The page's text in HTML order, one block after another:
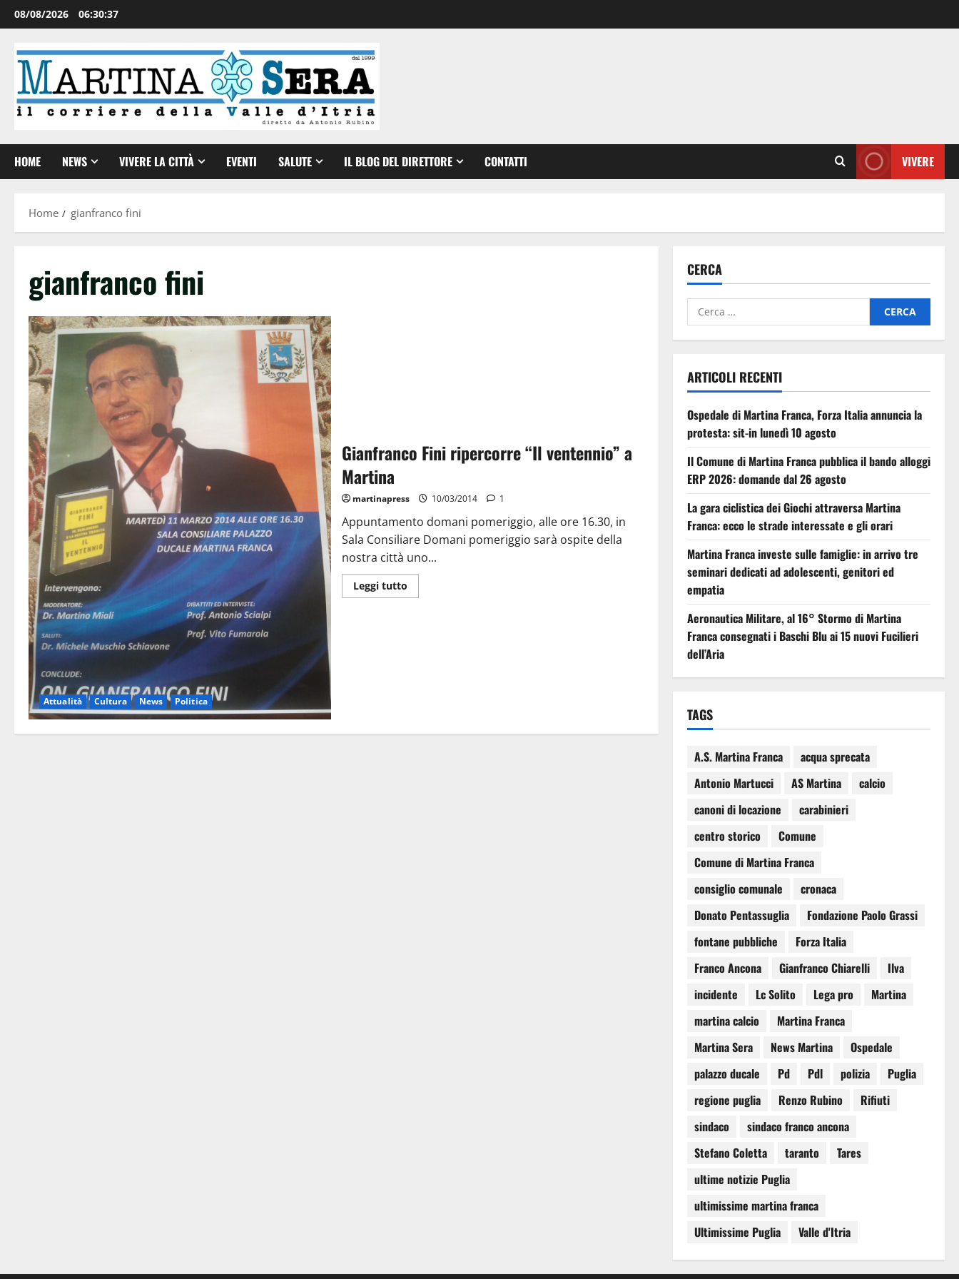
08/08/2026 06:30:38
HOME NEWS VIVERE LA CITTÀ EVENTI SALUTE IL BLOG DEL DIRETTORE CONTATTI VIVERE
Home gianfranco fini
gianfranco fini
Attualità Cultura News Politica
Gianfranco Fini ripercorre “Il ventennio” a
Martina
martinapress 10/03/2014 1
Appuntamento domani pomeriggio, alle ore 16.30, in
Sala Consiliare Domani pomeriggio sarà ospite della
nostra città uno...
Leggi tutto
CERCA
ARTICOLI RECENTI
Ospedale di Martina Franca, Forza Italia annuncia la
protesta: sit-in lunedì 10 agosto
Il Comune di Martina Franca pubblica il bando alloggi
ERP 2026: domande dal 26 agosto
La gara ciclistica dei Giochi attraversa Martina
Franca: ecco le strade interessate e gli orari
Martina Franca investe sulle famiglie: in arrivo tre
seminari dedicati ad adolescenti, genitori ed
empatia
Aeronautica Militare, al 16° Stormo di Martina
Franca consegnati i Baschi Blu ai 15 nuovi Fucilieri
dell’Aria
TAGS
A.S. Martina Franca
acqua sprecata
Antonio Martucci
AS Martina
calcio
canoni di locazione
carabinieri
centro storico
Comune
Comune di Martina Franca
consiglio comunale
cronaca
Donato Pentassuglia
Fondazione Paolo Grassi
fontane pubbliche
Forza Italia
Franco Ancona
Gianfranco Chiarelli
Ilva
incidente
Lc Solito Lega pro
Martina
martina calcio
Martina Franca
Martina Sera
News Martina
Ospedale
palazzo ducale
Pd Pdl polizia
Puglia
regione puglia
Renzo Rubino
Rifiuti
sindaco
sindaco franco ancona
Stefano Coletta
taranto
Tares
ultime notizie Puglia
ultimissime martina franca
Ultimissime Puglia
Valle d'Itria